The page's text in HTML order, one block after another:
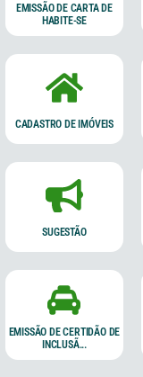
EMISSÃO DE CARTA DE
HABITE-SE
CADASTRO DE IMÓVEIS
SUGESTÃO
EMISSÃO DE CERTIDÃO DE
INCLUSÃ...